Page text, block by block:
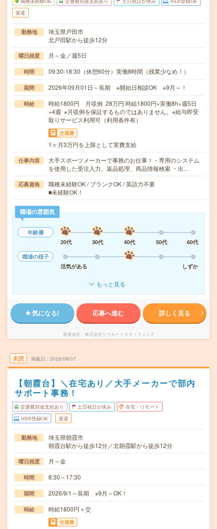
職種未経験OK 交通費別途支給あり 土日祝日が休み WEB登録OK
派遣
勤務地
埼玉県戸田市
北戸田駅から徒歩12分
曜日頻度 月～金／週5日
時間 09:30-18:30（休憩60分）実働8時間（残業少なめ！）
期間 2026年09月01日～長期 ※開始日相談OK ※9月～！
時給
時給1800円 月収例 28万円 時給1800円×実働8h×週5日
×4週 ※月収例を保証するものではありません。※給与即受
取りサービス利用可（利用条件有）
交通費
1ヶ月3万円を上限として実費支給
仕事内容
大手スポーツメーカーで事務のお仕事！・専用のシステム
を使用した受注入力、返品処理、商品情報検索 ・出…
応募資格
職種未経験OK / ブランクOK / 英語力不要
■未経験OK！
職場の雰囲気
年齢層
20代
30代 40代 50代
60代
職場の様子
活気がある
しずか
もっと見る
気になる! 応募へ進む 詳しく見る
派遣会社 株式会社リクルートスタッフィング
未読 掲載日 2026/08/07
【朝霞台】＼在宅あり／大手メーカーで部内
サポート事務！
交通費別途支給あり 土日祝日が休み 在宅・リモート
WEB登録OK 派遣
勤務地
埼玉県朝霞市
朝霞台駅から徒歩12分／北朝霞駅から徒歩12分
曜日頻度 月～金
時間 8:30～17:30
期間 2026/9/1～長期 ※9月～OK！
時給 時給1800円＋交
交通費